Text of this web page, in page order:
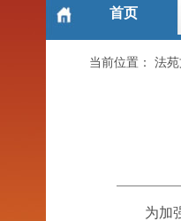
首页
当前位置： 法
为加